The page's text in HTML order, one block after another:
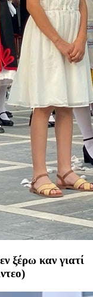
ξέρω καν γιατί